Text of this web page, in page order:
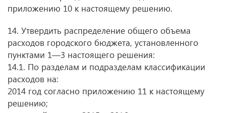
приложению 10 к настоящему решению.
14. Утвердить распределение общего объема
расходов городского бюджета, установленного
пунктами 1—3 настоящего решения:
14.1. По разделам и подразделам классификации
расходов на:
2014 год согласно приложению 11 к настоящему
решению;